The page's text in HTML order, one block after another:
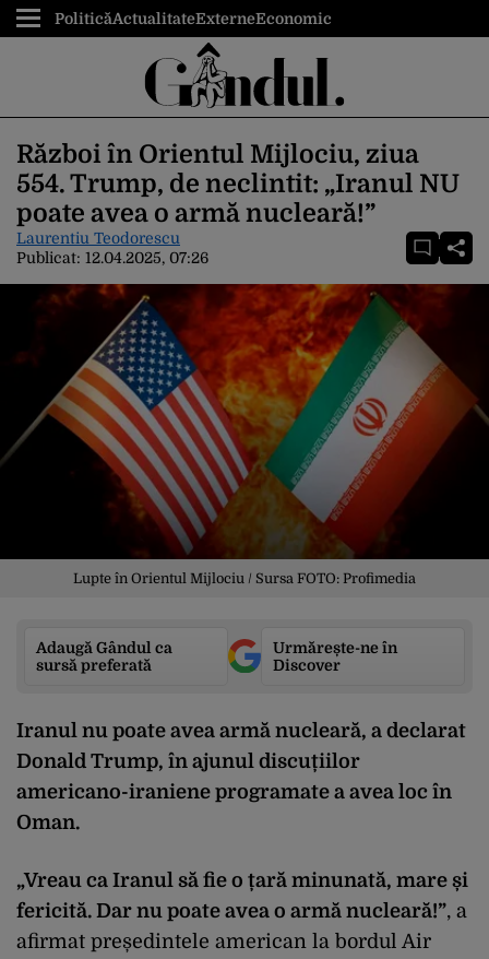
PoliticăActualitateExterneEconomic
Război în Orientul Mijlociu, ziua
554. Trump, de neclintit: „Iranul NU
poate avea o armă nucleară!”
Laurentiu Teodorescu
Publicat: 12.04.2025, 07:26
Lupte în Orientul Mijlociu / Sursa FOTO: Profimedia
Adaugă Gândul ca
sursă preferată
Urmărește-ne în
Discover
Iranul nu poate avea armă nucleară, a declarat
Donald Trump, în ajunul discuțiilor
americano-iraniene programate a avea loc în
Oman.
„Vreau ca Iranul să fie o țară minunată, mare și
fericită. Dar nu poate avea o armă nucleară!”, a
afirmat președintele american la bordul Air